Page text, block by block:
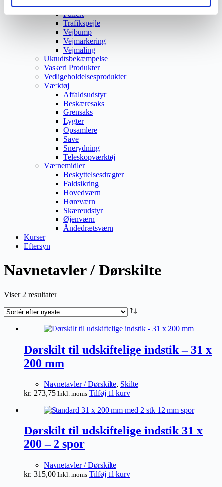
Afspærring
Pullert
Trafikspejle
Vejbump
Vejmarkering
Vejmaling
Ukrudtsbekæmpelse
Vaskeri Produkter
Vedligeholdelsesprodukter
Værktøj
Affaldsudstyr
Beskæresaks
Grensaks
Lygter
Opsamlere
Save
Snerydning
Teleskopværktøj
Værnemidler
Beskyttelsesdragter
Faldsikring
Hovedværn
Høreværn
Skæreudstyr
Øjenværn
Åndedrætsværn
Kurser
Eftersyn
Navnetavler / Dørskilte
Viser 2 resultaterSorteret
seneste
Dørskilt til udskiftelige indstik – 31 x
200 mm
Navnetavler / Dørskilte, Skilte
kr. 273,75 Inkl. moms Tilføj til kurv
Dørskilt til udskiftelige indstik 31 x
200 – 2 spor
Navnetavler / Dørskilte
kr. 315,00 Inkl. moms Tilføj til kurv